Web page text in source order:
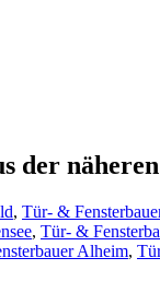
der
, Tür- &
, Tür- &
Alheim,